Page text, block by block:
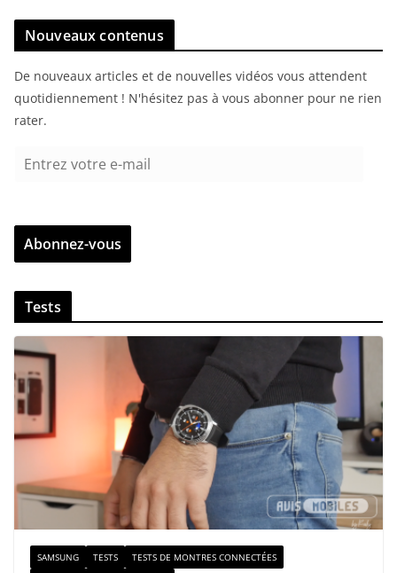
Nouveaux contenus
De nouveaux articles et de nouvelles vidéos vous attendent
quotidiennement ! N'hésitez pas à vous abonner pour ne rien
rater.
r
z
v
t
r
e
e
m
i
Abonnez-vous
Tests
SAMSUNG TESTS
TESTS DE MONTRES CONNECTÉES